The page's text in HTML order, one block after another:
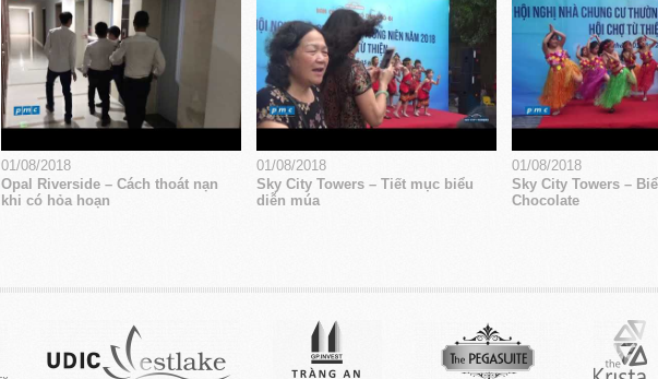
01/08/2018
Opal Riverside – Cách thoát nạn
khi có hỏa hoạn
01/08/2018
Sky City Towers – Tiết mục biểu
diễn múa
01/08/2018
Sky City Towers –
Chocolate